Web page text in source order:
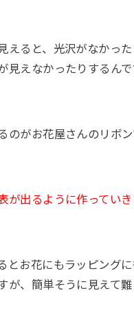
えると、光沢がなかった
見えなかったりするんで
のがお花屋さんのリボン
が出るように作っていき
とお花にもラッピングに
が、簡単そうに見えて難